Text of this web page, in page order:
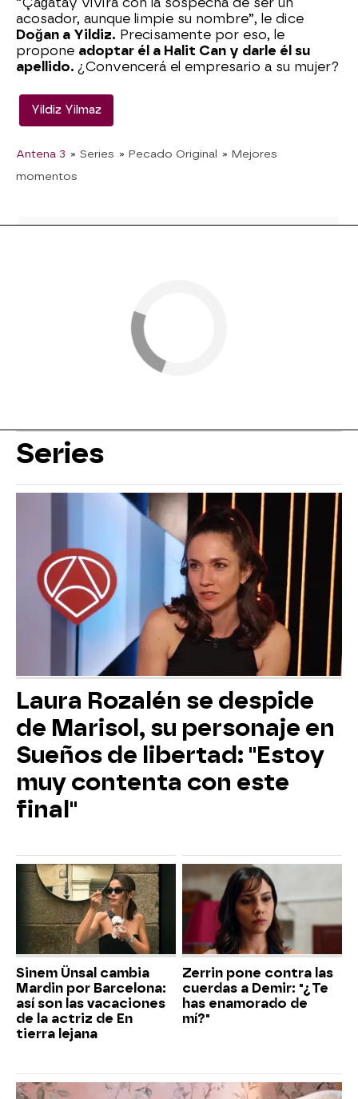
“Çağatay vivirá con la sospecha de ser un
acosador, aunque limpie su nombre”, le dice
Doğan a Yildiz. Precisamente por eso, le
propone adoptar él a Halit Can y darle él su
apellido. ¿Convencerá el empresario a su mujer?
Yildiz Yilmaz
Antena 3 » Series » Pecado Original » Mejores
momentos
Series
Laura Rozalén se despide
de Marisol, su personaje en
Sueños de libertad: "Estoy
muy contenta con este
final"
Sinem Ünsal cambia
Mardin por Barcelona:
así son las vacaciones
de la actriz de En
tierra lejana
Zerrin pone contra las
cuerdas a Demir: "¿Te
has enamorado de
mí?"